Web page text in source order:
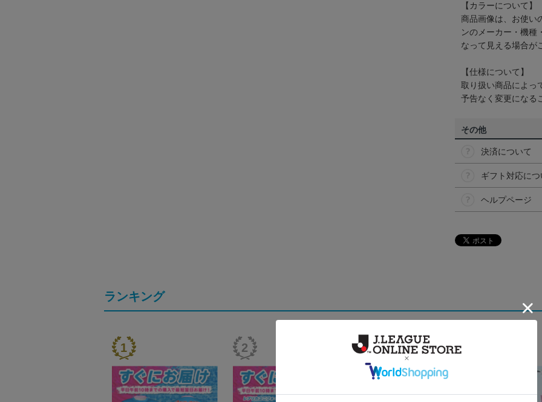
【カラーについて】
商品画像は、お使い
ンのメーカー・機種
なって見える場合が
【仕様について】
取り扱い商品によっ
予告なく変更になる
その他
決済について
ギフト対応に
ヘルプページ
ランキング